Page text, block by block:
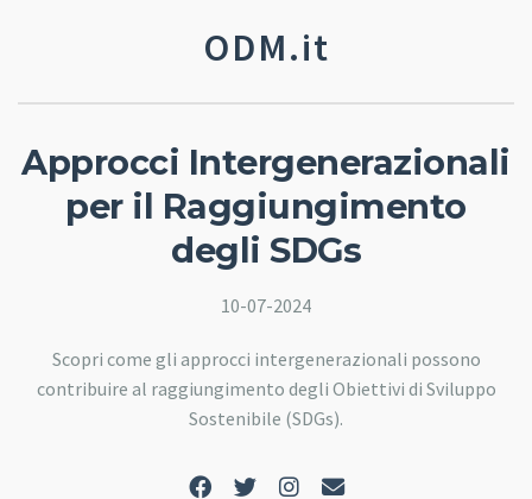
ODM.it
Approcci Intergenerazionali
per il Raggiungimento
degli SDGs
10-07-2024
Scopri come gli approcci intergenerazionali possono
contribuire al raggiungimento degli Obiettivi di Sviluppo
Sostenibile (SDGs).